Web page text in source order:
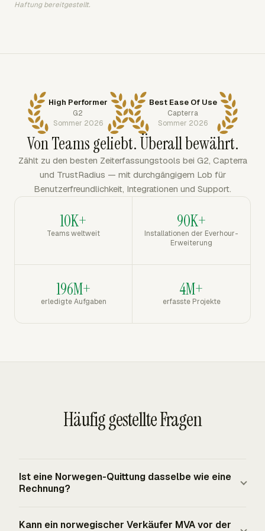
Haftung bereitgestellt.
High Performer
G2
Sommer 2026
Best Ease Of Use
Capterra
Sommer 2026
Von Teams geliebt. Überall bewährt.
Zählt zu den besten Zeiterfassungstools bei G2, Capterra
und TrustRadius — mit durchgängigem Lob für
Benutzerfreundlichkeit, Integrationen und Support.
10K+
Teams weltweit
90K+
Installationen der Everhour-
Erweiterung
196M+
erledigte Aufgaben
4M+
erfasste Projekte
Häufig gestellte Fragen
Ist eine Norwegen-Quittung dasselbe wie eine
Rechnung?
Kann ein norwegischer Verkäufer MVA vor der